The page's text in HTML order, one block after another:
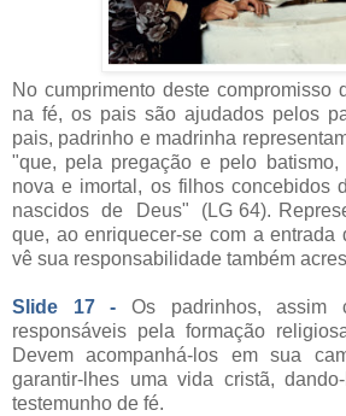
No cumprimento deste compromisso
na fé, os pais são ajudados pelos
pais, padrinho e madrinha
"que, pela pregação e pelo
nova e imortal, os filhos
nascidos de Deus" (LG 64).
que, ao enriquecer-se com a entrada
vê sua responsabilidade também
Slide 17 - Os padrinhos,
responsáveis pela formação
Devem acompanhá-los em sua
garantir-lhes uma vida cristã,
testemunho de fé.